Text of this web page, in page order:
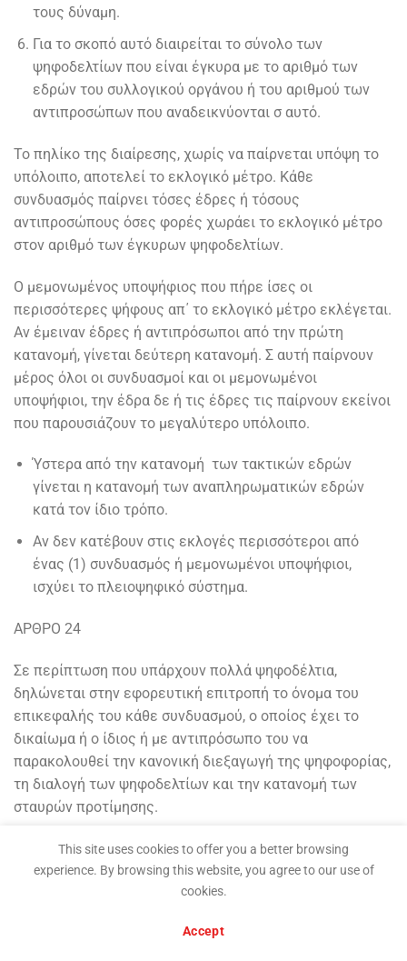
τους δύναμη.
Για το σκοπό αυτό διαιρείται το σύνολο των
ψηφοδελτίων που είναι έγκυρα με το αριθμό των
εδρών του συλλογικού οργάνου ή του αριθμού των
αντιπροσώπων που αναδεικνύονται σ αυτό.
Το πηλίκο της διαίρεσης, χωρίς να παίρνεται υπόψη το
υπόλοιπο, αποτελεί το εκλογικό μέτρο. Κάθε
συνδυασμός παίρνει τόσες έδρες ή τόσους
αντιπροσώπους όσες φορές χωράει το εκλογικό μέτρο
στον αριθμό των έγκυρων ψηφοδελτίων.
Ο μεμονωμένος υποψήφιος που πήρε ίσες οι
περισσότερες ψήφους απ΄ το εκλογικό μέτρο εκλέγεται.
Αν έμειναν έδρες ή αντιπρόσωποι από την πρώτη
κατανομή, γίνεται δεύτερη κατανομή. Σ αυτή παίρνουν
μέρος όλοι οι συνδυασμοί και οι μεμονωμένοι
υποψήφιοι, την έδρα δε ή τις έδρες τις παίρνουν εκείνοι
που παρουσιάζουν το μεγαλύτερο υπόλοιπο.
Ύστερα από την κατανομή των τακτικών εδρών
γίνεται η κατανομή των αναπληρωματικών εδρών
κατά τον ίδιο τρόπο.
Αν δεν κατέβουν στις εκλογές περισσότεροι από
ένας (1) συνδυασμός ή μεμονωμένοι υποψήφιοι,
ισχύει το πλειοψηφικό σύστημα.
ΑΡΘΡΟ 24
Σε περίπτωση που υπάρχουν πολλά ψηφοδέλτια,
δηλώνεται στην εφορευτική επιτροπή το όνομα του
επικεφαλής του κάθε συνδυασμού, ο οποίος έχει το
δικαίωμα ή ο ίδιος ή με αντιπρόσωπο του να
παρακολουθεί την κανονική διεξαγωγή της ψηφοφορίας,
τη διαλογή των ψηφοδελτίων και την κατανομή των
σταυρών προτίμησης.
ΑΡΘΡΟ 25
Το παλιό διοικητικό συμβούλιο παραδίνει μέσα σε 8
συνδικάτου και τα βιβλία. Για την παράδοση υπογράφεται
This site uses cookies to offer you a better browsing
experience. By browsing this website, you agree to our use of
cookies.
Accept